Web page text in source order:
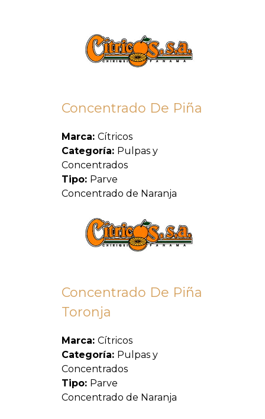
Concentrado De Piña
Marca: Cítricos
Categoría: Pulpas y
Concentrados
Tipo: Parve
Concentrado de Naranja
Concentrado De Piña
Toronja
Marca: Cítricos
Categoría: Pulpas y
Concentrados
Tipo: Parve
Concentrado de Naranja